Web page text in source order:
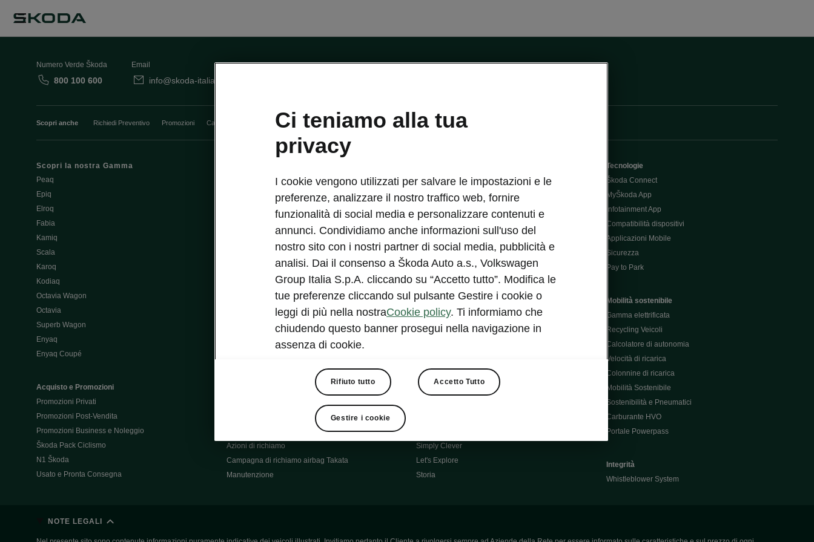
Numero Verde Škoda
800 100 600
Email
info@skoda-italia.it
Scopri anche Richiedi Preventivo Promozioni Cataloghi e Listini Car Configurator Rete Škoda
Scopri la nostra Gamma
Peaq
Epiq
Elroq
Fabia
Kamiq
Scala
Karoq
Kodiaq
Octavia Wagon
Octavia
Superb Wagon
Enyaq
Enyaq Coupé
Acquisto e Promozioni
Promozioni Privati
Promozioni Post-Vendita
Promozioni Business e Noleggio
Škoda Pack Ciclismo
N1 Škoda
Usato e Pronta Consegna
Aziende e P.IVA
Usato Škoda Plus
Cataloghi e listini
Richiedi Preventivo
Richiedi Test Drive
Post-vendita aziende e P.IVA
Škoda Supercard
Azioni di richiamo
Campagna di richiamo airbag Takata
Manutenzione
Informazioni per soccorritori
Dichiarazione di cambio proprietà
Richiedi Assistenza Service
Mondo Škoda
Milano Design Week
Fabia Green Flow
Škoda Official Partner X Factor 202
Elroq Respectline
Contatti
Auto per neopatentati
Simply Clever
Let's Explore
Storia
Tecnologie
Škoda Connect
MyŠkoda App
Infotainment App
Compatibilità dispositivi
Applicazioni Mobile
Sicurezza
Pay to Park
Mobilità sostenibile
Gamma elettrificata
Recycling Veicoli
Calcolatore di autonomia
Velocità di ricarica
Colonnine di ricarica
Mobilità Sostenibile
Sostenibilità e Pneumatici
Carburante HVO
Portale Powerpass
Integrità
Whistleblower System
NOTE LEGALI
Ci teniamo alla tua
privacy
I cookie vengono utilizzati per salvare le impostazioni e le
preferenze, analizzare il nostro traffico web, fornire
funzionalità di social media e personalizzare contenuti e
annunci. Condividiamo anche informazioni sull'uso del
nostro sito con i nostri partner di social media, pubblicità e
analisi. Dai il consenso a Škoda Auto a.s., Volkswagen
Group Italia S.p.A. cliccando su “Accetto tutto”. Modifica le
tue preferenze cliccando sul pulsante Gestire i cookie o
leggi di più nella nostraCookie policy. Ti informiamo che
chiudendo questo banner prosegui nella navigazione in
assenza di cookie.
Rifiuto tutto Accetto Tutto
Gestire i cookie